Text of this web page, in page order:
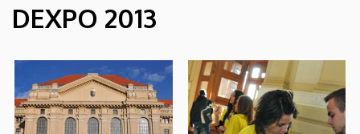
DEXPO 2013